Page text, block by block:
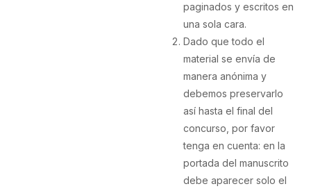
paginados y escritos en
una sola cara.
Dado que todo el
material se envía de
manera anónima y
debemos preservarlo
así hasta el final del
concurso, por favor
tenga en cuenta: en la
portada del manuscrito
debe aparecer solo el